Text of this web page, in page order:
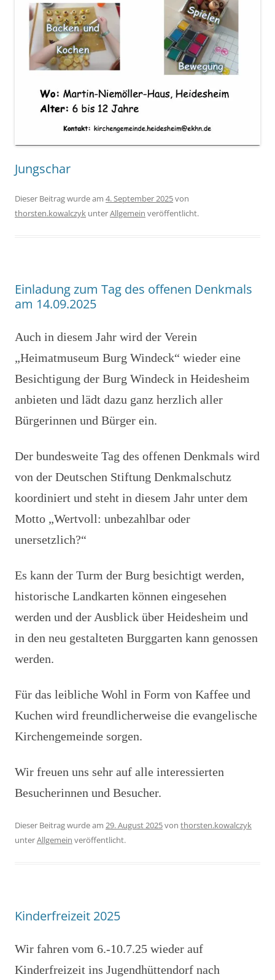
Jungschar
Dieser Beitrag wurde am 4. September 2025von
thorsten.kowalczyk unterAllgemein veröffentlicht.
Einladung zum Tag des offenen Denkmals
am 14.09.2025
Auch in diesem Jahr wird der Verein
„Heimatmuseum Burg Windeck“ wieder eine
Besichtigung der Burg Windeck in Heidesheim
anbieten und lädt dazu ganz herzlich aller
Bürgerinnen und Bürger ein.
Der bundesweite Tag des offenen Denkmals wird
von der Deutschen Stiftung Denkmalschutz
koordiniert und steht in diesem Jahr unter dem
Motto „Wertvoll: unbezahlbar oder
unersetzlich?“
Es kann der Turm der Burg besichtigt werden,
historische Landkarten können eingesehen
werden und der Ausblick über Heidesheim und
in den neu gestalteten Burggarten kann genossen
werden.
Für das leibliche Wohl in Form von Kaffee und
Kuchen wird freundlicherweise die evangelische
Kirchengemeinde sorgen.
Wir freuen uns sehr auf alle interessierten
Besucherinnen und Besucher.
Dieser Beitrag wurde am 29. August 2025von thorsten.kowalczyk
unterAllgemein veröffentlicht.
Kinderfreizeit 2025
Wir fahren vom 6.-10.7.25 wieder auf
Kinderfreizeit ins Jugendhüttendorf nach